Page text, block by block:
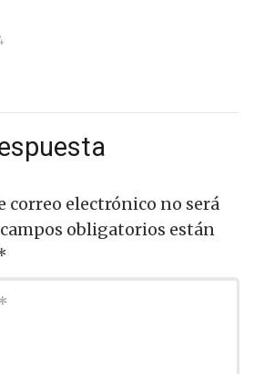
correo electrónico no será
obligatorios están